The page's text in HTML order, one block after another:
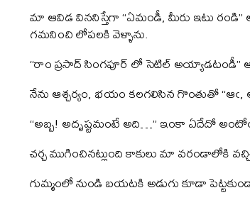
మా ఆవిడ విననిస్తేగా “ఏమండీ, మీరు ఇటు
గమనించి లోపలకి వెళ్ళాను.
“రాం ప్రసాద్ సింగపూర్ లో సెటిల్ అయ్యాడటండీ”
నేను ఆశ్చర్యం, భయం కలగలిసిన గొంతుతో “ఆఁ,
“అబ్బ! అదృష్టమంటే అది…” ఇంకా ఏదేదో
చర్చ ముగించినట్లుంది కాకులు మా వరండాలోకి
గుమ్మంలో నుండి బయటకి అడుగు కూడా